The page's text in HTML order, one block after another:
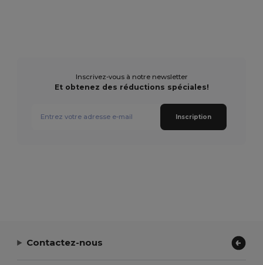
Inscrivez-vous à notre newsletter
Et obtenez des réductions spéciales!
Inscription
Contactez-nous